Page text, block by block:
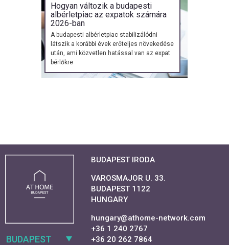
Hogyan változik a budapesti
albérletpiac az expatok számára
2026-ban
A budapesti albérletpiac stabilizálódni
látszik a korábbi évek erőteljes növekedése
után, ami közvetlen hatással van az expat
bérlőkre
BUDAPEST
BUDAPEST IRODA
VAROSMAJOR U. 33.
BUDAPEST 1122
HUNGARY
hungary@athome-network.com
+36 1 240 2767
+36 20 262 7864